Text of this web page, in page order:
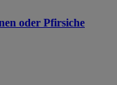
oder Pfirsiche